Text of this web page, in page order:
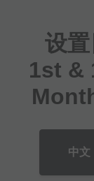
设
1st &
中文